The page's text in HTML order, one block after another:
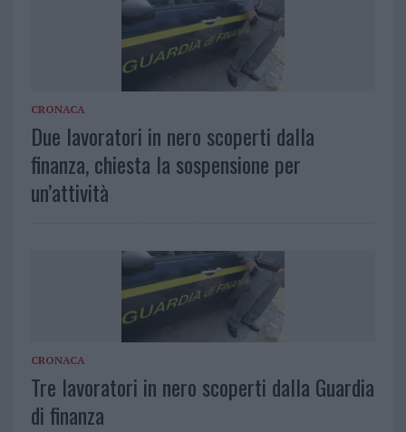
CRONACA
Due lavoratori in nero scoperti dalla
finanza, chiesta la sospensione per
un’attività
CRONACA
Tre lavoratori in nero scoperti dalla Guardia
di finanza